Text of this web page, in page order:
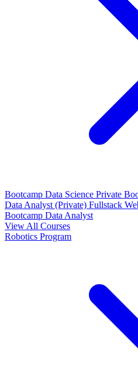
Bootcamp Data Science Private
Data Analyst (Private) Fullstack
Bootcamp Data Analyst
View All Courses
Robotics Program